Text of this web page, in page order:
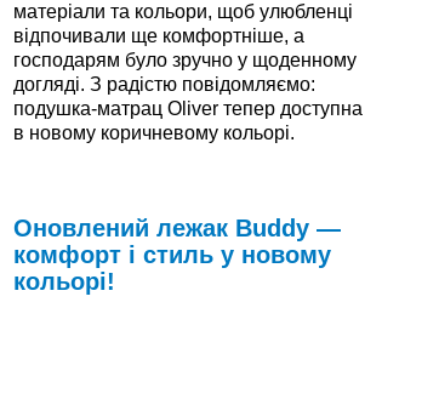
матеріали та кольори, щоб улюбленці
відпочивали ще комфортніше, а
господарям було зручно у щоденному
догляді. З радістю повідомляємо:
подушка-матрац Oliver тепер доступна
в новому коричневому кольорі.
Оновлений лежак Buddy —
комфорт і стиль у новому
кольорі!